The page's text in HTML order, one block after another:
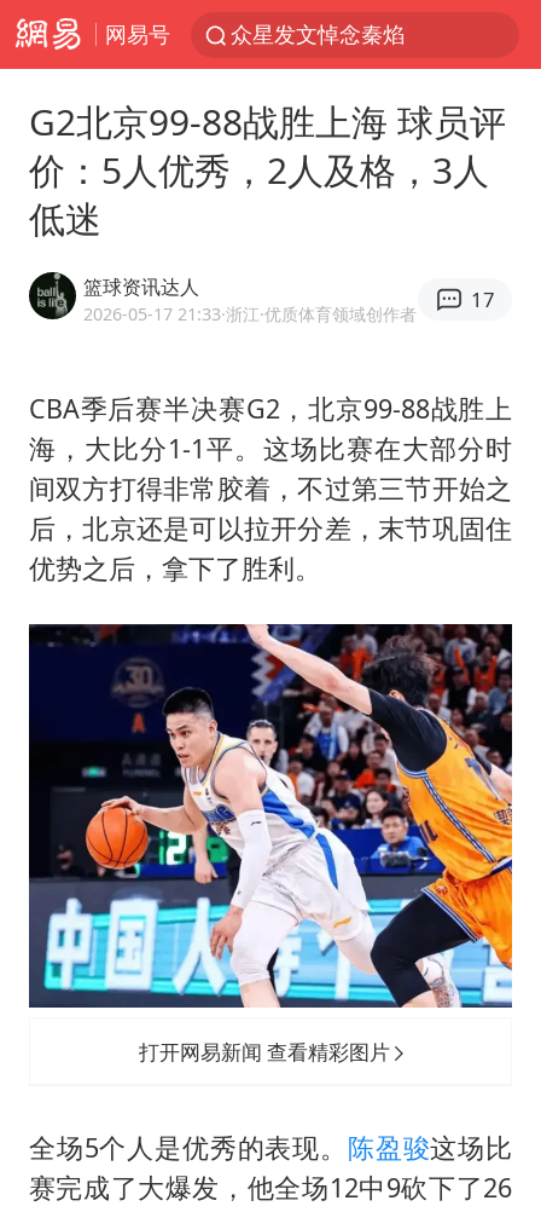
网易号
苏州河水抢排翻泄至黄浦江
大连一起飞航班因乘客可乐爆瓶折返
SK海力士回应“或出售重庆工厂”传闻
武契奇：欧洲已处于大战边缘
7月CPI同比上涨0.5% 经济内生增长动力持续增强
女孩每天“拼豆”拼坏眼睛
部分银行上调存款利率
医疗垃圾做手机壳 这也是谋财害命
路虎卫士限时降17万 BBA已集体降价
下党之路
G2北京99-88战胜上海 球员评
价：5人优秀，2人及格，3人
低迷
篮球资讯达人
2026-05-17 21:33·浙江·优质体育领域创作者
17
CBA季后赛半决赛G2，北京99-88战胜上
海，大比分1-1平。这场比赛在大部分时
间双方打得非常胶着，不过第三节开始之
后，北京还是可以拉开分差，末节巩固住
优势之后，拿下了胜利。
打开网易新闻 查看精彩图片
全场5个人是优秀的表现。 陈盈骏这场比
赛完成了大爆发，他全场12中9砍下了26